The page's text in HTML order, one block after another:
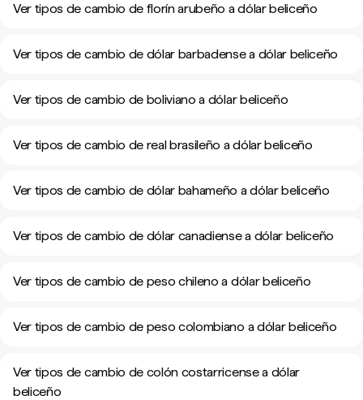
Ver tipos de cambio de florín arubeño a dólar beliceño
Ver tipos de cambio de dólar barbadense a dólar beliceño
Ver tipos de cambio de boliviano a dólar beliceño
Ver tipos de cambio de real brasileño a dólar beliceño
Ver tipos de cambio de dólar bahameño a dólar beliceño
Ver tipos de cambio de dólar canadiense a dólar beliceño
Ver tipos de cambio de peso chileno a dólar beliceño
Ver tipos de cambio de peso colombiano a dólar beliceño
Ver tipos de cambio de colón costarricense a dólar
beliceño